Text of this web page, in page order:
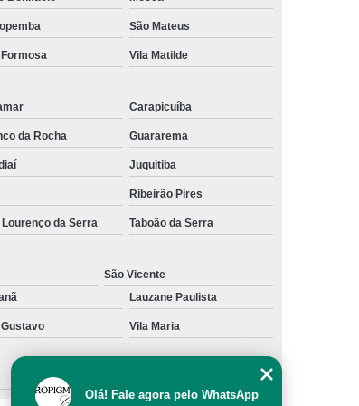
Capilar com Micro Ponto
Preenchimento Capilar com Pigmentação
Preenchimento Capilar Masculino
Preenchimento Capilar nas Entradas
Testa
Tratamento de Calvície
para Calvície com Micopigmentação
Tratamento para Calvície em Homens
Tratamento para Calvície Masculina
São Mateus
Vila Matilde
Carapicuíba
da Rocha Guararema
Juquitiba
Ribeirão Pires
Lourenço da Serra Taboão da Serra
São Vicente
Lauzane Paulista
Vila Maria
Olá! Fale agora pelo WhatsApp